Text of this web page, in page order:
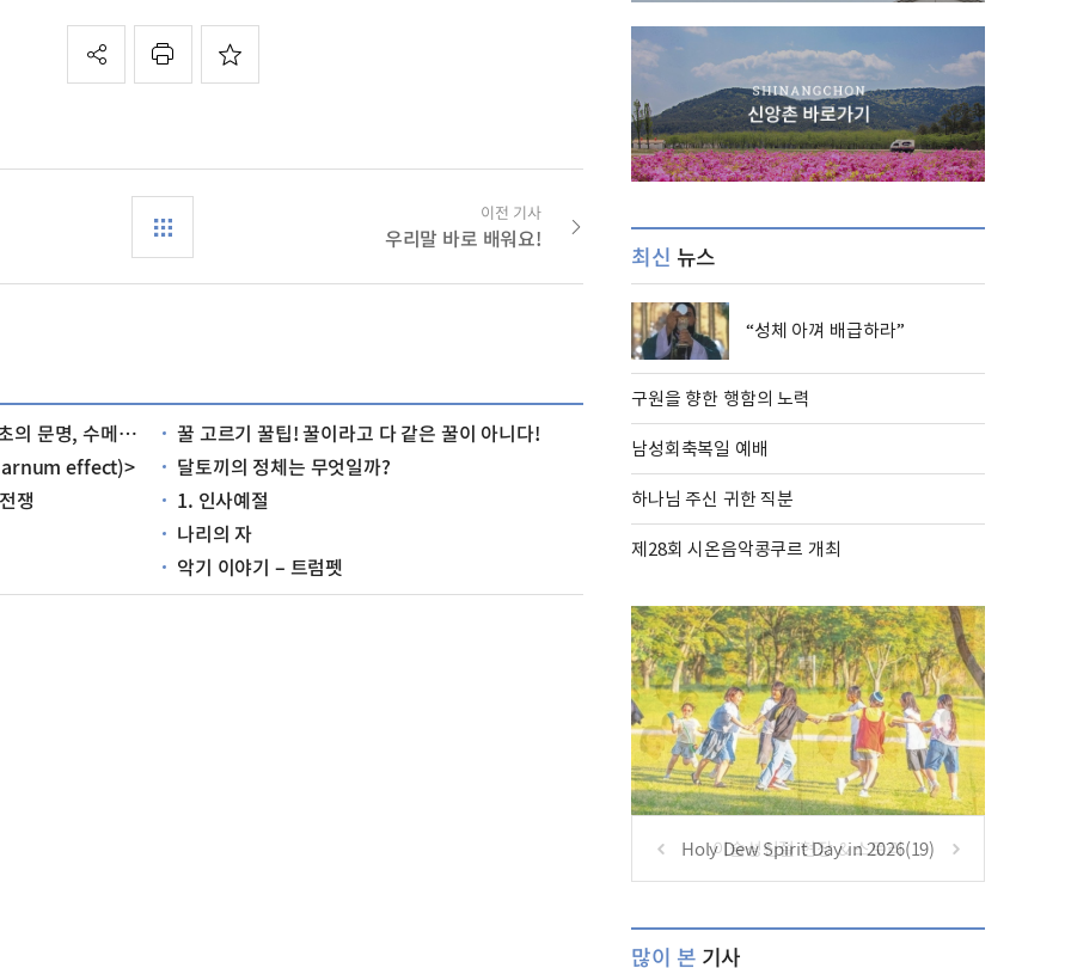
이전 기사
우리말 바로 배워요!
어떤 문명이었을까?
꿀 고르기 꿀팁! 꿀이라고 다 같은 꿀이 아니다!
effect)>
달토끼의 정체는 무엇일까?
쟁
1. 인사예절
나리의 자
악기 이야기 – 트럼펫
최신 뉴스
“성체 아껴 배급하라”
구원을 향한 행함의 노력
남성회축복일 예배
하나님 주신 귀한 직분
제28회 시온음악콩쿠르 개최
Holy Dew Spirit Day in 2026(19)
많이 본 기사